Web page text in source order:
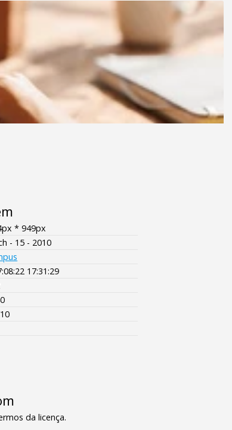
* 949px
- 15 - 2010
17:31:29
da licença.